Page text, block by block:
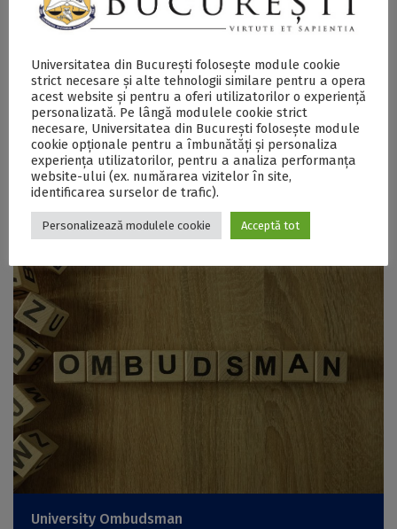
Administration
University Ombudsman
Universitatea din București folosește module cookie
strict necesare și alte tehnologii similare pentru a opera
acest website și pentru a oferi utilizatorilor o experiență
personalizată. Pe lângă modulele cookie strict
necesare, Universitatea din București folosește module
cookie opționale pentru a îmbunătăți și personaliza
experiența utilizatorilor, pentru a analiza performanța
website-ului (ex. numărarea vizitelor în site,
identificarea surselor de trafic).
Personalizează modulele cookie Acceptă tot